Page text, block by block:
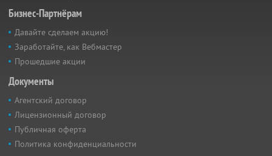
Бизнес-Партнёрам
Давайте сделаем акцию!
Заработайте, как Вебмастер
Прошедшие акции
Документы
Агентский договор
Лицензионный договор
Публичная оферта
Политика конфиденциальности